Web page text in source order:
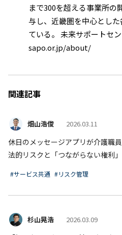
まで300を超える事業所の
与し、近畿圏を中心とし
ている。 未来サポートセ
sapo.or.jp/about/
関連記事
畑山浩俊 2026.03.11
休日のメッセージアプリが介護職
法的リスクと「つながらない権利
#サービス共通 #リスク管理
杉山晃浩 2026.03.09